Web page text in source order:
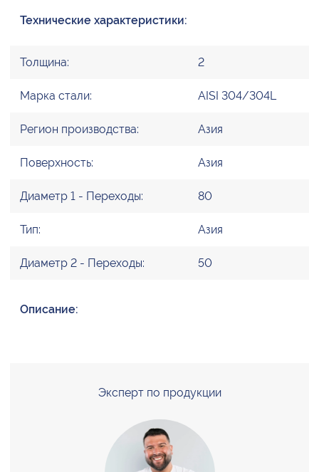
Технические характеристики:
Толщина: 2
Марка стали: AISI 304/304L
Регион производства: Азия
Поверхность: Азия
Диаметр 1 - Переходы: 80
Тип: Азия
Диаметр 2 - Переходы: 50
Описание:
Эксперт по продукции